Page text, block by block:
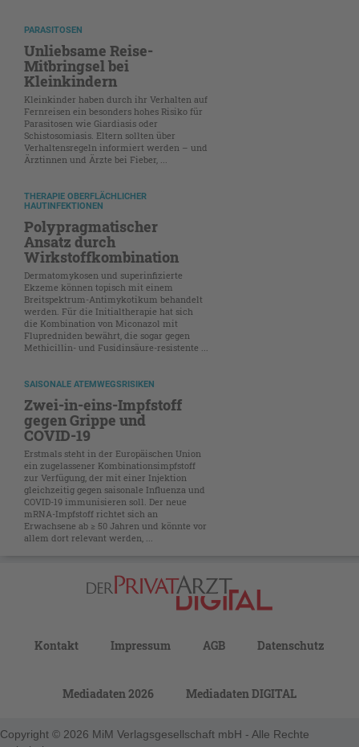
PARASITOSEN
Unliebsame Reise-
Mitbringsel bei
Kleinkindern
Kleinkinder haben durch ihr Verhalten auf
Fernreisen ein besonders hohes Risiko für
Parasitosen wie Giardiasis oder
Schistosomiasis. Eltern sollten über
Verhaltensregeln informiert werden – und
Ärztinnen und Ärzte bei Fieber, ...
THERAPIE OBERFLÄCHLICHER
HAUTINFEKTIONEN
Polypragmatischer
Ansatz durch
Wirkstoffkombination
Dermatomykosen und superinfizierte
Ekzeme können topisch mit einem
Breitspektrum-Antimykotikum behandelt
werden. Für die Initialtherapie hat sich
die Kombination von Miconazol mit
Flupredniden bewährt, die sogar gegen
Methicillin- und Fusidinsäure-resistente ...
SAISONALE ATEMWEGSRISIKEN
Zwei-in-eins-Impfstoff
gegen Grippe und
COVID-19
Erstmals steht in der Europäischen Union
ein zugelassener Kombinationsimpfstoff
zur Verfügung, der mit einer Injektion
gleichzeitig gegen saisonale Influenza und
COVID-19 immunisieren soll. Der neue
mRNA-Impfstoff richtet sich an
Erwachsene ab ≥ 50 Jahren und könnte vor
allem dort relevant werden, ...
Kontakt Impressum AGB Datenschutz
Mediadaten 2026 Mediadaten DIGITAL
Copyright © 2026 MiM Verlagsgesellschaft mbH - Alle Rechte